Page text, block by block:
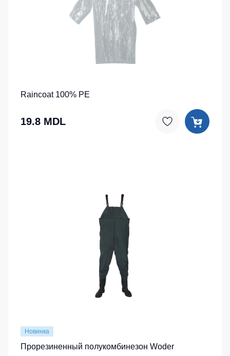
Raincoat 100% PE
19.8 MDL
Новинка
Прорезиненный полукомбинезон Woder